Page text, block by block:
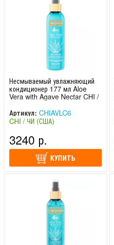
Несмываемый увлажняющий
кондиционер 177 мл Aloe
Vera with Agave Nectar CHI /
ЧИ
Артикул: CHIAVLC6
CHI / ЧИ (США)
3240 р.
КУПИТЬ